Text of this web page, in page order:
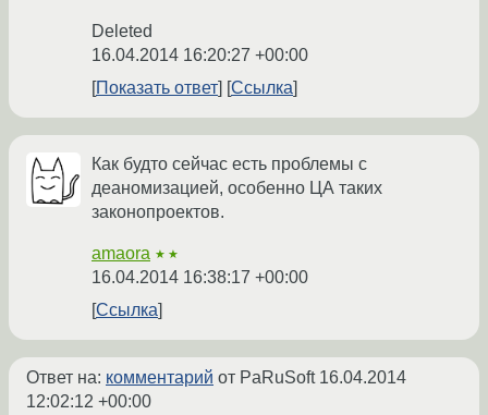
Deleted
16.04.2014 16:20:27 +00:00
Показать ответ
Ссылка
Как будто сейчас есть проблемы с
деаномизацией, особенно ЦА таких
законопроектов.
amaora ★★
16.04.2014 16:38:17 +00:00
Ссылка
Ответ на: комментарий от PaRuSoft 16.04.2014
12:02:12 +00:00